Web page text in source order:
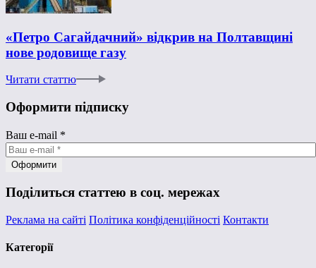
«Петро Сагайдачний» відкрив на Полтавщині
нове родовище газу
Читати статтю
Оформити підписку
Ваш e-mail *
Поділиться статтею в соц. мережах
Реклама на сайті Політика конфіденційності Контакти
Категорії